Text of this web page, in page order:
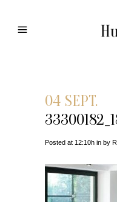
04 SEPT.
Posted at 12:10h in by